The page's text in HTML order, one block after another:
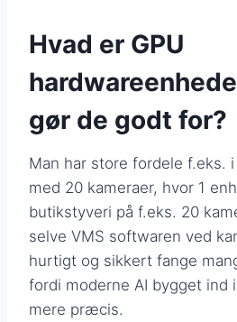
Hvad er GPU
gør de godt for?
Man har store fordele f.eks.
med 20 kameraer, hvor 1
butikstyveri på f.eks. 20
selve VMS softwaren ved
hurtigt og sikkert fange
fordi moderne AI bygget ind
mere præcis.